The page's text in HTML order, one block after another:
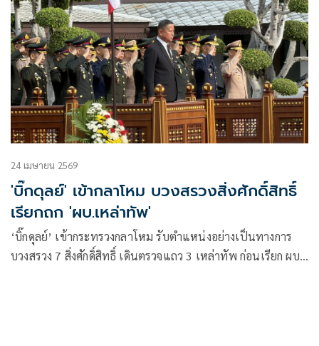
24 เมษายน 2569
'บิ๊กดุลย์' เข้ากลาโหม บวงสรวงสิ่งศักดิ์สิทธิ์
เรียกถก 'ผบ.เหล่าทัพ'
‘บิ๊กดุลย์’ เข้ากระทรวงกลาโหม รับตำแหน่งอย่างเป็นทางการ
บวงสรวง 7 สิ่งศักดิ์สิทธิ์ เดินตรวจแถว 3 เหล่าทัพ ก่อนเรียก ผบ.